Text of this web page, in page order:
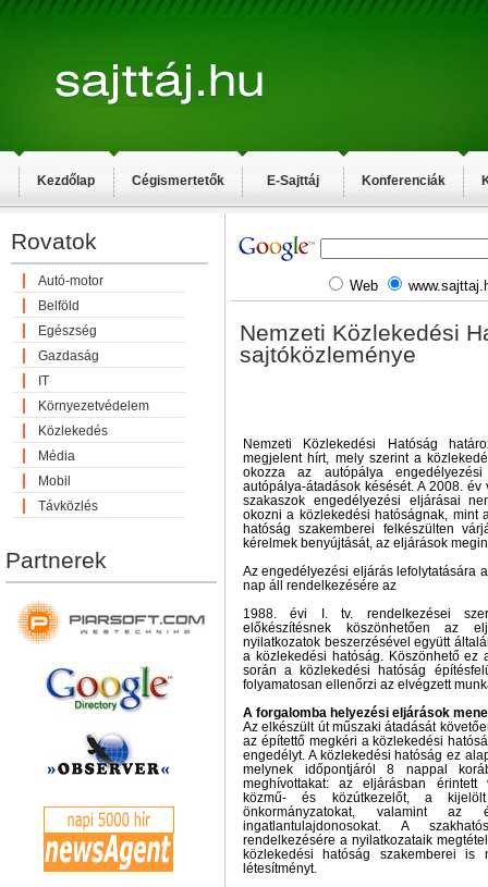
Kezdőlap Cégismertetők E-Sajttáj Konferenciák
Rovatok
Autó-motor
Belföld
Egészség
Gazdaság
IT
Környezetvédelem
Közlekedés
Média
Mobil
Távközlés
Partnerek
Web
Nemzeti Közlekedési
sajtóközleménye
Nemzeti Közlekedési Hatóság
megjelent hírt, mely szerint a
okozza az autópálya
autópálya-átadások késését. A 2008.
szakaszok engedélyezési eljárásai
okozni a közlekedési hatóságnak, mint
hatóság szakemberei felkészülten
kérelmek benyújtását, az eljárások
Az engedélyezési eljárás lefolytatására
nap áll rendelkezésére az
1988. évi I. tv. rendelkezései
előkészítésnek köszönhetően az
nyilatkozatok beszerzésével együtt
a közlekedési hatóság. Köszönhető ez
során a közlekedési hatóság
folyamatosan ellenőrzi az elvégzett
A forgalomba helyezési eljárások
Az elkészült út műszaki átadását
az építettő megkéri a közlekedési
engedélyt. A közlekedési hatóság ez
melynek időpontjáról 8 nappal
meghívottakat: az eljárásban érintett
közmű- és közútkezelőt, a kijelölt
önkormányzatokat, valamint az
ingatlantulajdonosokat. A
rendelkezésére a nyilatkozataik
közlekedési hatóság szakemberei is
létesítményt.